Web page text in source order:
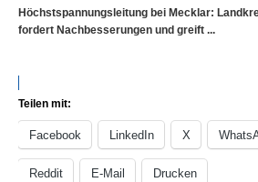
Höchstspannungsleitung bei Mecklar:
fordert Nachbesserungen und greift ...
Teilen mit:
Facebook LinkedIn X
Reddit E-Mail Drucken